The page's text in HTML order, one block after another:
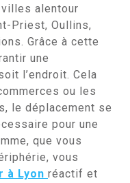
alentour
Priest, Oullins,
Grâce à cette
une
l’endroit. Cela
ou les
le déplacement se
pour une
que vous
vous
à Lyon réactif et